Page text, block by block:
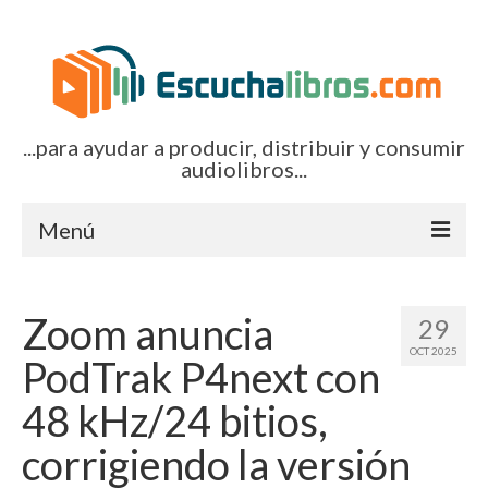
...para ayudar a producir, distribuir y consumir
audiolibros...
Menú
Artículos (todos)
Boletines por correo-e
Glosariocastellano.com
EditorialTecnoTur.com
29
OCT 2025
Zoom anuncia
PodTrak P4next con
48 kHz/24 bitios,
corrigiendo la versión